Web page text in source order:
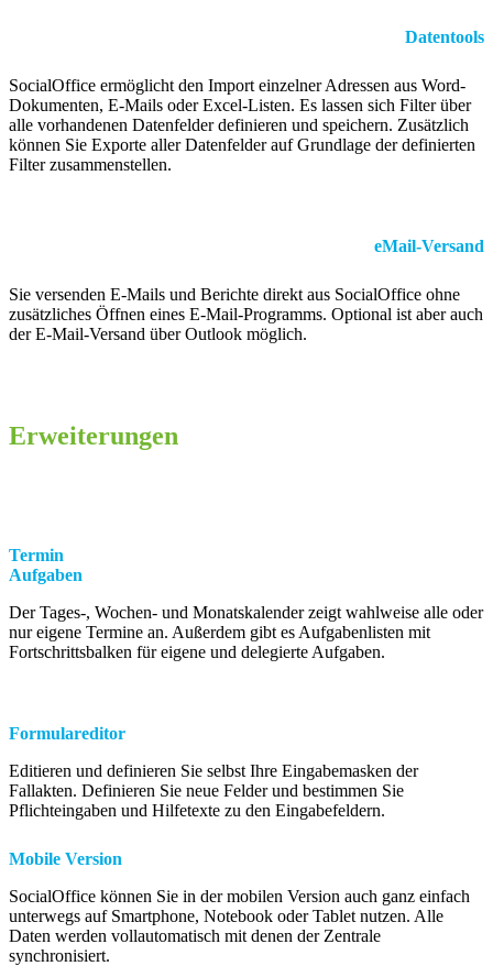
Datentools
SocialOffice ermöglicht den Import einzelner Adressen aus Word-
Dokumenten, E-Mails oder Excel-Listen. Es lassen sich Filter über
alle vorhandenen Datenfelder definieren und speichern. Zusätzlich
können Sie Exporte aller Datenfelder auf Grundlage der definierten
Filter zusammenstellen.
eMail-Versand
Sie versenden E-Mails und Berichte direkt aus SocialOffice ohne
zusätzliches Öffnen eines E-Mail-Programms. Optional ist aber auch
der E-Mail-Versand über Outlook möglich.
Erweiterungen
Termin
Aufgaben
Der Tages-, Wochen- und Monatskalender zeigt wahlweise alle oder
nur eigene Termine an. Außerdem gibt es Aufgabenlisten mit
Fortschrittsbalken für eigene und delegierte Aufgaben.
Formulareditor
Editieren und definieren Sie selbst Ihre Eingabemasken der
Fallakten. Definieren Sie neue Felder und bestimmen Sie
Pflichteingaben und Hilfetexte zu den Eingabefeldern.
Mobile Version
SocialOffice können Sie in der mobilen Version auch ganz einfach
unterwegs auf Smartphone, Notebook oder Tablet nutzen. Alle
Daten werden vollautomatisch mit denen der Zentrale
synchronisiert.